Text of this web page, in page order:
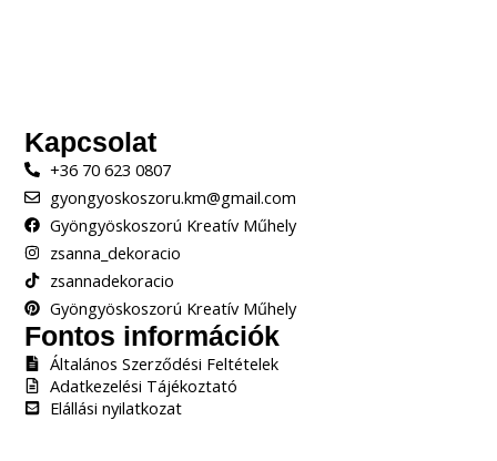
Kapcsolat
+36 70 623 0807
gyongyoskoszoru.km@gmail.com
Gyöngyöskoszorú Kreatív Műhely
zsanna_dekoracio
zsannadekoracio
Gyöngyöskoszorú Kreatív Műhely
Fontos információk
Általános Szerződési Feltételek
Adatkezelési Tájékoztató
Elállási nyilatkozat